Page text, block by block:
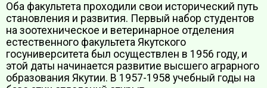
Оба факультета проходили свои исторический путь
становления и развития. Первый набор студентов
на зоотехническое и ветеринарное отделения
естественного факультета Якутского
госуниверситета был осуществлен в 1956 году, и
этой даты начинается развитие высшего аграрного
образования Якутии. В 1957-1958 учебный годы на